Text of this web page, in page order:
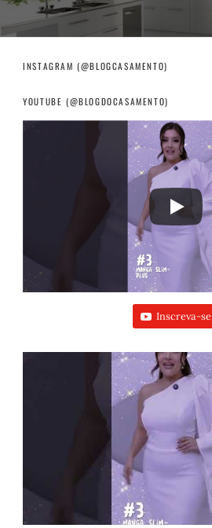
INSTAGRAM (@BLOGCASAMENTO)
YOUTUBE (@BLOGDOCASAMENTO)
Inscreva-se